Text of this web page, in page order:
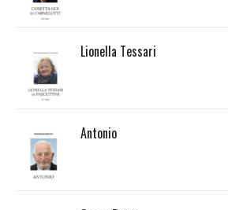
Lionella Tessari
Antonio